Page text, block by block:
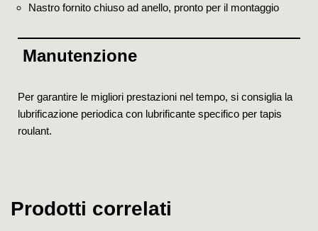
Nastro fornito chiuso ad anello, pronto per il montaggio
Manutenzione
Per garantire le migliori prestazioni nel tempo, si consiglia la
lubrificazione periodica con lubrificante specifico per tapis
roulant.
Prodotti correlati